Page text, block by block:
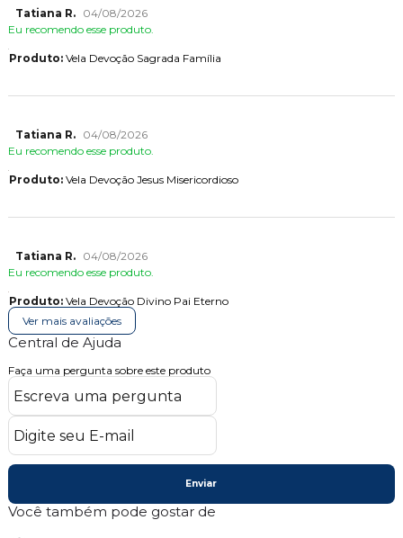
Tatiana R.
04/08/2026
Eu recomendo esse produto.
Produto:Vela Devoção Sagrada Família
Tatiana R.
04/08/2026
Eu recomendo esse produto.
Produto:Vela Devoção Jesus Misericordioso
Tatiana R.
04/08/2026
Eu recomendo esse produto.
Produto:Vela Devoção Divino Pai Eterno
Ver mais avaliações
Central de Ajuda
Faça uma pergunta sobre este produto
Enviar
Você também pode gostar de